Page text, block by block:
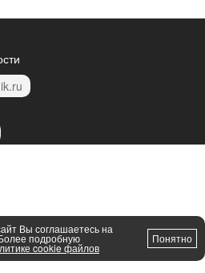
Вы соглашаетесь на
подробную
cookie файлов
Понятно